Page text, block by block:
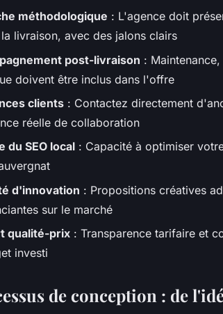
méthodologique : L'agence doit
livraison, avec des jalons clairs
post-livraison :
doivent être inclus dans l'offre
clients : Contactez directement
réelle de collaboration
du SEO local : Capacité à optimiser
d'innovation : Propositions créatives
sur le marché
qualité-prix : Transparence tarifaire et
investi
de conception : de